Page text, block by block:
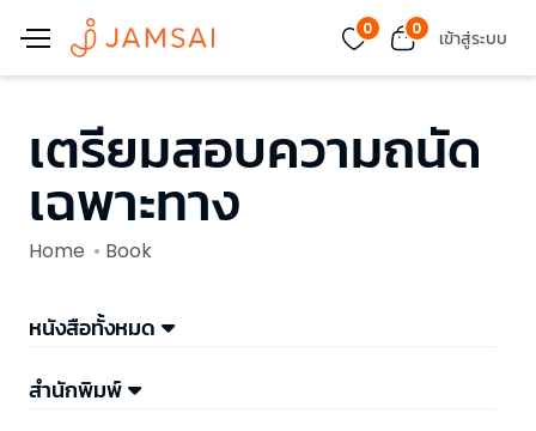
0 0 เข้าสู่ระบบ
เตรียมสอบความถนัด
เฉพาะทาง
Home Book
หนังสือทั้งหมด
สำนักพิมพ์